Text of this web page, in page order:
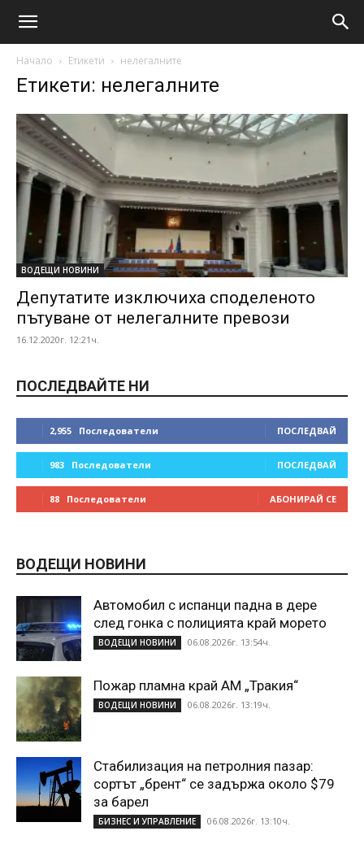
Начало Етикети нелегалните
Етикети: нелегалните
ВОДЕЩИ НОВИНИ
Депутатите изключиха споделеното
пътуване от нелегалните превози
16.12.2020г. 12:21ч.
ПОСЛЕДВАЙТЕ НИ
2,955 Последователи ПОСЛЕДВАЙ
983 Последователи ПОСЛЕДВАЙ
88 Последователи АБОНИРАЙ СЕ
ВОДЕЩИ НОВИНИ
Автомобил с испанци падна в дере
след гонка с полицията край морето
ВОДЕЩИ НОВИНИ 06.08.2026г. 13:54ч.
Пожар пламна край АМ „Тракия“
ВОДЕЩИ НОВИНИ 06.08.2026г. 13:19ч.
Стабилизация на петролния пазар:
сортът „брент“ се задържа около $79
за барел
БИЗНЕС И УПРАВЛЕНИЕ 06.08.2026г. 13:10ч.